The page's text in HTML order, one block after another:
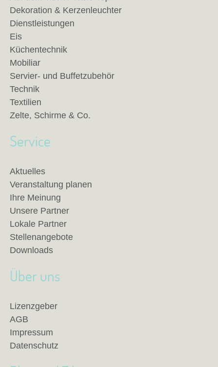
Dekoration & Kerzenleuchter
Dienstleistungen
Eis
Küchentechnik
Mobiliar
Servier- und Buffetzubehör
Technik
Textilien
Zelte, Schirme & Co.
Service
Aktuelles
Veranstaltung planen
Ihre Meinung
Unsere Partner
Lokale Partner
Stellenangebote
Downloads
Über uns
Lizenzgeber
AGB
Impressum
Datenschutz